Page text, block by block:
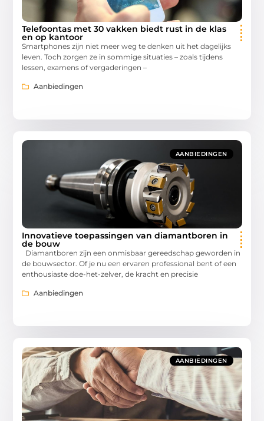
Telefoontas met 30 vakken biedt rust in de klas
en op kantoor
Smartphones zijn niet meer weg te denken uit het dagelijks
leven. Toch zorgen ze in sommige situaties – zoals tijdens
lessen, examens of vergaderingen –
Aanbiedingen
AANBIEDINGEN
Innovatieve toepassingen van diamantboren in
de bouw
Diamantboren zijn een onmisbaar gereedschap geworden in
de bouwsector. Of je nu een ervaren professional bent of een
enthousiaste doe-het-zelver, de kracht en precisie
Aanbiedingen
AANBIEDINGEN